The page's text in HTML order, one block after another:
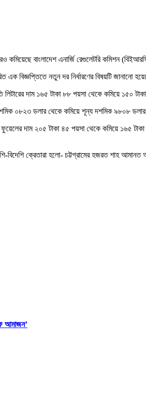
কমিয়েছে বাংলাদেশ এনার্জি রেগুলেটরি কমিশন
বিজ্ঞপ্তিতে নতুন দর নির্ধারণের বিষয়টি জানানো
দাম ১৬৫ টাকা ৮৮ পয়সা থেকে কমিয়ে ১৫০
০৮২৩ ডলার থেকে কমিয়ে শূন্য দশমিক ৯৮০৮ ডলার
দাম ২০৫ টাকা ৪৫ পয়সা থেকে কমিয়ে ১৬৫
ক্রেতারা হলো- চট্টগ্রামের হজরত শাহ আমানত
আমাজন’